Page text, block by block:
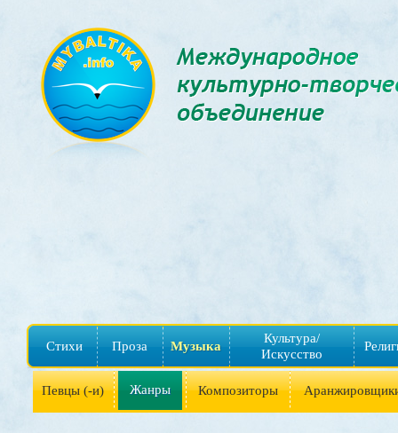
Стихи Проза Музыка
Культура/
Искусство
Певцы (-и) Жанры Композиторы